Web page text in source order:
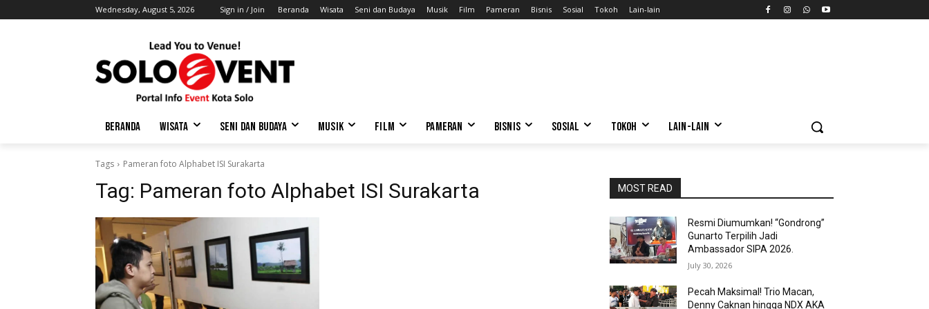
Wednesday, August 5, 2026 Sign in / Join Beranda Wisata Seni dan Budaya Musik Film Pameran Bisnis Sosial Tokoh Lain-lain
BERANDA WISATA SENI DAN BUDAYA MUSIK FILM PAMERAN BISNIS SOSIAL TOKOH LAIN-LAIN
Tags Pameran foto Alphabet ISI Surakarta
Tag: Pameran foto Alphabet ISI Surakarta MOST READ
Resmi Diumumkan! “Gondrong”
Gunarto Terpilih Jadi
Ambassador SIPA 2026.
July 30, 2026
Pecah Maksimal! Trio Macan,
Denny Caknan hingga NDX AKA